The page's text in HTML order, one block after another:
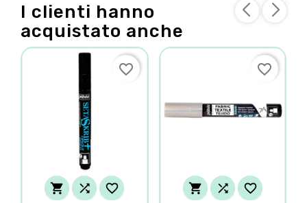
I clienti hanno
acquistato anche
  
favorite_border
  
favorite_border